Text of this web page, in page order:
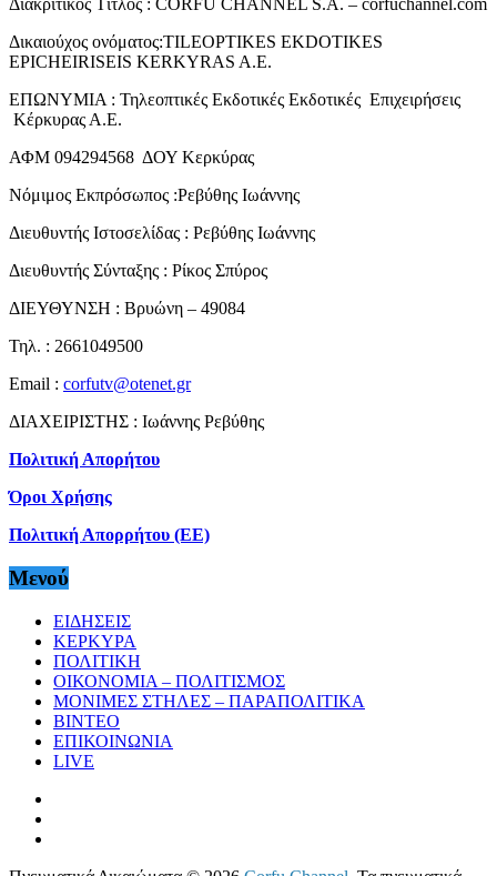
Διακριτικός Τίτλος : CORFU CHANNEL S.A. – corfuchannel.com
Δικαιούχος ονόματος:TILEOPTIKES EKDOTIKES
EPICHEIRISEIS KERKYRAS A.E.
ΕΠΩΝΥΜΙΑ : Τηλεοπτικές Εκδοτικές Εκδοτικές Επιχειρήσεις
Κέρκυρας Α.Ε.
ΑΦΜ 094294568 ΔΟΥ Κερκύρας
Νόμιμος Εκπρόσωπος :Ρεβύθης Ιωάννης
Διευθυντής Ιστοσελίδας : Ρεβύθης Ιωάννης
Διευθυντής Σύνταξης : Ρίκος Σπύρος
ΔΙΕΥΘΥΝΣΗ : Βρυώνη – 49084
Τηλ. : 2661049500
Email : corfutv@otenet.gr
ΔΙΑΧΕΙΡΙΣΤΗΣ : Ιωάννης Ρεβύθης
Πολιτική Απορήτου
Όροι Χρήσης
Πολιτική Απορρήτου (ΕΕ)
Μενού
ΕΙΔΗΣΕΙΣ
ΚΕΡΚΥΡΑ
ΠΟΛΙΤΙΚΗ
ΟΙΚΟΝΟΜΙΑ – ΠΟΛΙΤΙΣΜΟΣ
ΜΟΝΙΜΕΣ ΣΤΗΛΕΣ – ΠΑΡΑΠΟΛΙΤΙΚΑ
ΒΙΝΤΕΟ
ΕΠΙΚΟΙΝΩΝΙΑ
LIVE